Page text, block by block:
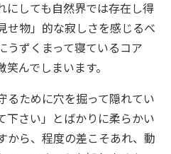
にしても自然界では存在し得
せ物」的な寂しさを感じるべ
うずくまって寝ているコア
んでしまいます。
るために穴を掘って隠れてい
下さい」とばかりに柔らかい
から、程度の差こそあれ、動